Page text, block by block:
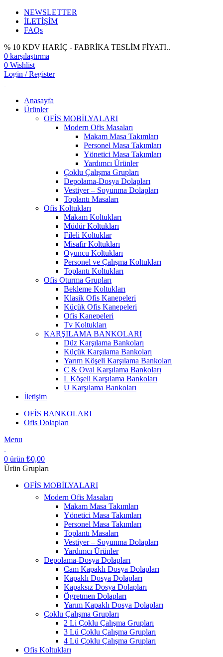
NEWSLETTER
İLETİŞİM
FAQs
% 10 KDV HARİÇ - FABRİKA TESLİM FİYATI..
0 karşılaştırma
0 Wishlist
Login / Register
Anasayfa
Ürünler
OFİS MOBİLYALARI
Modern Ofis Masaları
Makam Masa Takımları
Personel Masa Takımları
Yönetici Masa Takımları
Yardımcı Ürünler
Çoklu Çalışma Grupları
Depolama-Dosya Dolapları
Vestiyer – Soyunma Dolapları
Toplantı Masaları
Ofis Koltukları
Makam Koltukları
Müdür Koltukları
Fileli Koltuklar
Misafir Koltukları
Oyuncu Koltukları
Personel ve Çalışma Koltukları
Toplantı Koltukları
Ofis Oturma Grupları
Bekleme Koltukları
Klasik Ofis Kanepeleri
Küçük Ofis Kanepeleri
Ofis Kanepeleri
Tv Koltukları
KARŞILAMA BANKOLARI
Düz Karşılama Bankoları
Küçük Karşılama Bankoları
Yarım Köşeli Karşılama Bankoları
C & Oval Karşılama Bankoları
L Köşeli Karşılama Bankoları
U Karşılama Bankoları
İletişim
OFİS BANKOLARI
Ofis Dolapları
Menu
0 ürün ₺0,00
Ürün Grupları
OFİS MOBİLYALARI
Modern Ofis Masaları
Makam Masa Takımları
Yönetici Masa Takımları
Personel Masa Takımları
Toplantı Masaları
Vestiyer – Soyunma Dolapları
Yardımcı Ürünler
Depolama-Dosya Dolapları
Cam Kapaklı Dosya Dolapları
Kapaklı Dosya Dolapları
Kapaksız Dosya Dolapları
Ögretmen Dolapları
Yarım Kapaklı Dosya Dolapları
Çoklu Çalışma Grupları
2 Li Çoklu Çalışma Grupları
3 Lü Çoklu Çalışma Grupları
4 Lü Çoklu Çalışma Grupları
Ofis Koltukları